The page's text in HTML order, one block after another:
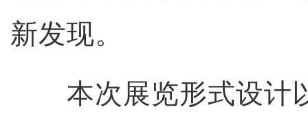
新发现。
本次展览形式设计以